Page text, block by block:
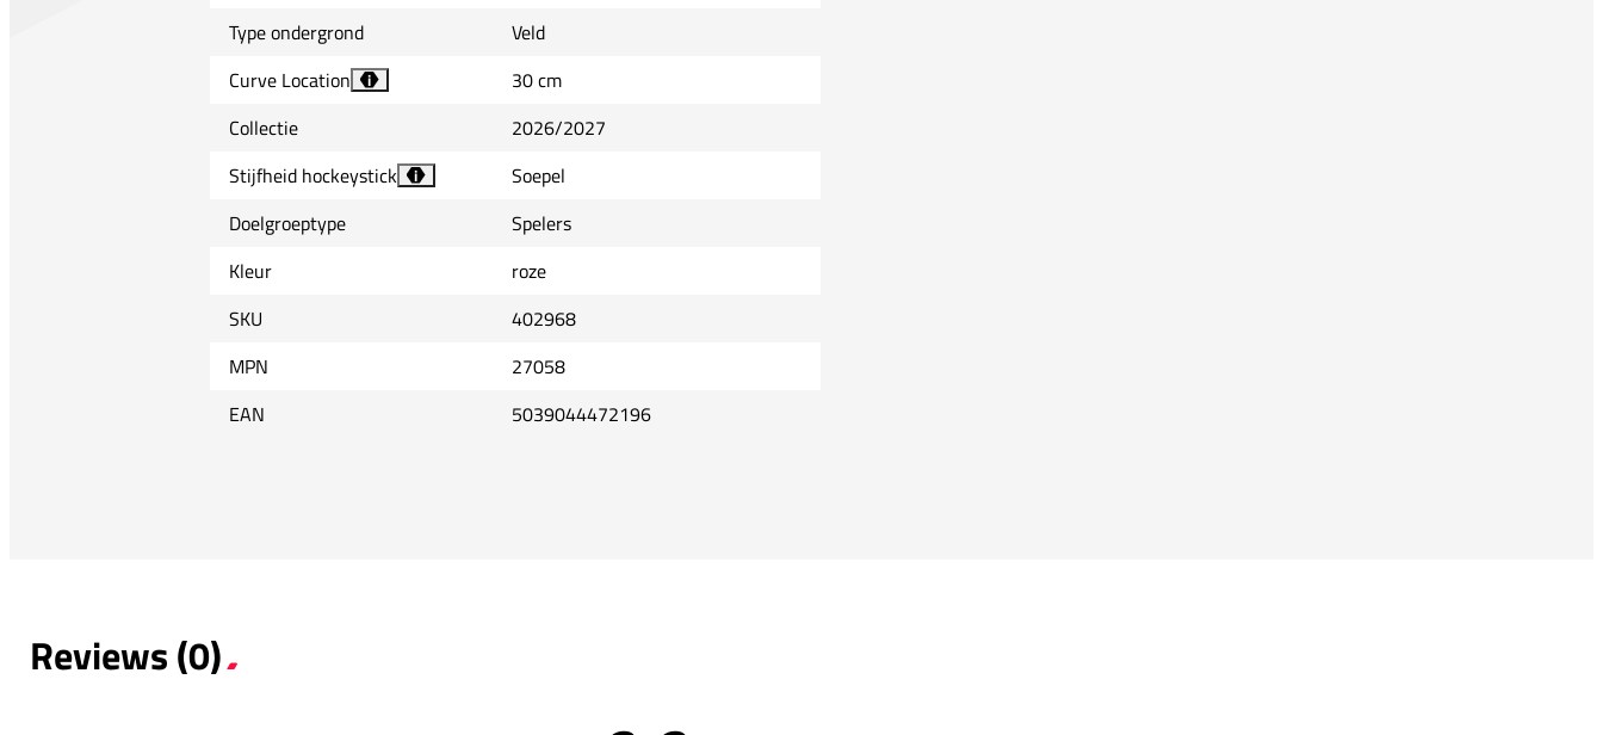
Type ondergrond
Veld
Curve Location
i
30 cm
Collectie
2026/2027
Stijfheid hockeystick
i
Soepel
Doelgroeptype
Spelers
Kleur
roze
SKU
402968
MPN
27058
EAN
5039044472196
Reviews (0)